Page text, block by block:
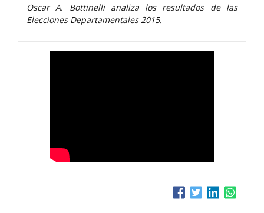
Oscar A. Bottinelli analiza los resultados de las
Elecciones Departamentales 2015.